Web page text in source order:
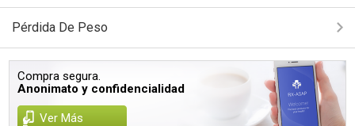
Pérdida De Peso
Compra segura.
Anonimato y confidencialidad
Ver Más